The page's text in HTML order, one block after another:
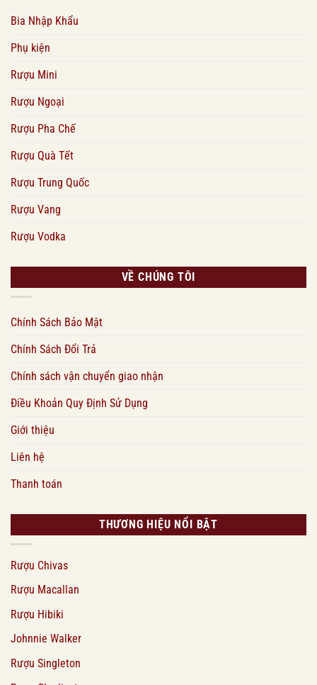
Bia Nhập Khẩu
Phụ kiện
Rượu Mini
Rượu Ngoại
Rượu Pha Chế
Rượu Quà Tết
Rượu Trung Quốc
Rượu Vang
Rượu Vodka
VỀ CHÚNG TÔI
Chính Sách Bảo Mật
Chính Sách Đổi Trả
Chính sách vận chuyển giao nhận
Điều Khoản Quy Định Sử Dụng
Giới thiệu
Liên hệ
Thanh toán
THƯƠNG HIỆU NỔI BẬT
Rượu Chivas
Rượu Macallan
Rượu Hibiki
Johnnie Walker
Rượu Singleton